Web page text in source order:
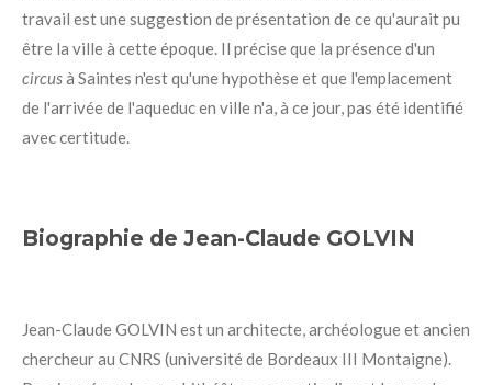
travail est une suggestion de présentation de ce qu'aurait pu
être la ville à cette époque. Il précise que la présence d'un
circusà Saintes n'est qu'une hypothèse et que l'emplacement
de l'arrivée de l'aqueduc en ville n'a, à ce jour, pas été identifié
avec certitude.
Biographie de Jean-Claude GOLVIN
Jean-Claude GOLVIN est un architecte, archéologue et ancien
chercheur au CNRS (université de Bordeaux III Montaigne).